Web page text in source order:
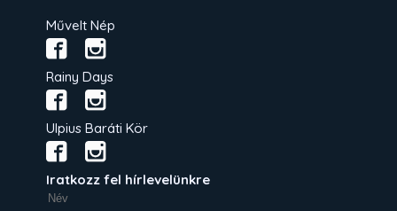
Művelt Nép
Rainy Days
Ulpius Baráti Kör
Iratkozz fel hírlevelünkre